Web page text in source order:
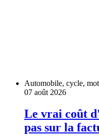
Automobile, cycle,
07 août 2026
Le vrai coût
pas sur la